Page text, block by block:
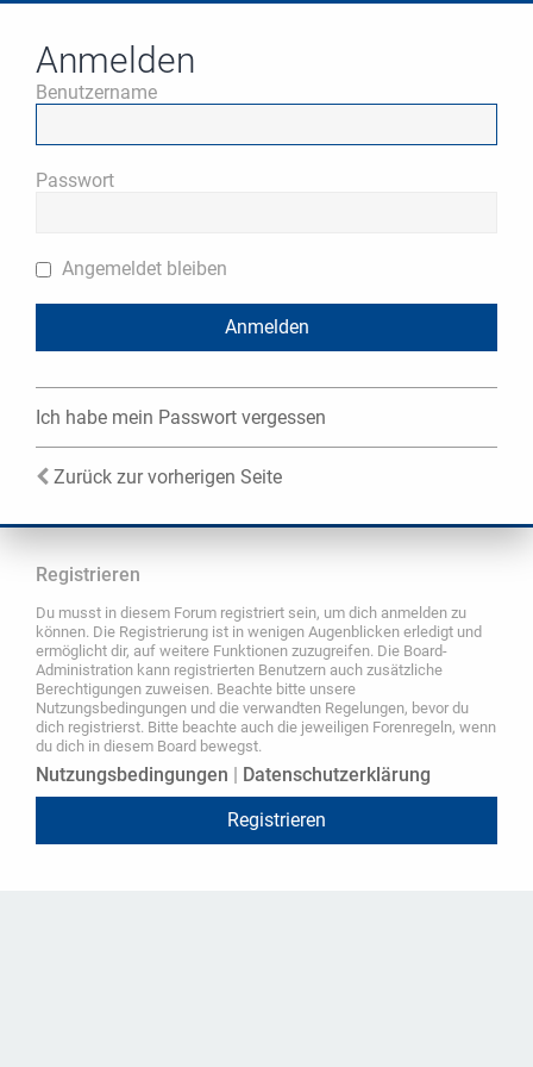
Anmelden
Benutzername
Passwort
Angemeldet bleiben
Ich habe mein Passwort vergessen
Zurück zur vorherigen Seite
Registrieren
Du musst in diesem Forum registriert sein, um dich anmelden zu
können. Die Registrierung ist in wenigen Augenblicken erledigt und
ermöglicht dir, auf weitere Funktionen zuzugreifen. Die Board-
Administration kann registrierten Benutzern auch zusätzliche
Berechtigungen zuweisen. Beachte bitte unsere
Nutzungsbedingungen und die verwandten Regelungen, bevor du
dich registrierst. Bitte beachte auch die jeweiligen Forenregeln, wenn
du dich in diesem Board bewegst.
Nutzungsbedingungen
Datenschutzerklärung
Registrieren